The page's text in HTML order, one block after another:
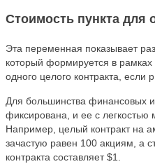
Стоимость пункта для
Эта переменная показывает
который формируется в рамках
одного целого контракта, если
Для большинства финансовых
фиксирована, и ее с легкостью
Например, целый контракт на
зачастую равен 100 акциям, а
контракта составляет $1.